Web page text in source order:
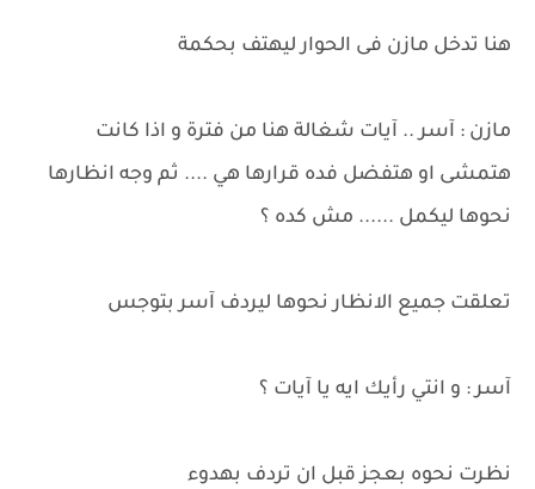
هنا تدخل مازن فى الحوار ليهتف بحكمة
مازن : آسر .. آيات شغالة هنا من فترة و اذا كانت
هتمشى او هتفضل فده قرارها هي .... ثم وجه انظارها
نحوها ليكمل ...... مش كده ؟
تعلقت جميع الانظار نحوها ليردف آسر بتوجس
آسر : و انتي رأيك ايه يا آيات ؟
نظرت نحوه بعجز قبل ان تردف بهدوء